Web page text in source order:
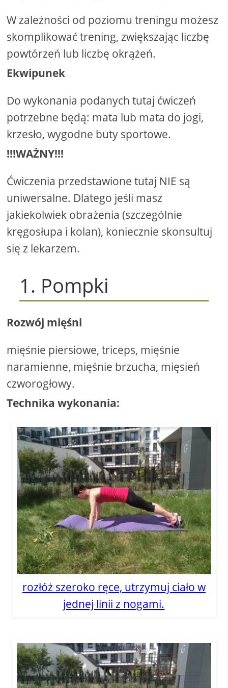
W zależności od poziomu treningu możesz
skomplikować trening, zwiększając liczbę
powtórzeń lub liczbę okrążeń.
Ekwipunek
Do wykonania podanych tutaj ćwiczeń
potrzebne będą: mata lub mata do jogi,
krzesło, wygodne buty sportowe.
!!!WAŻNY!!!
Ćwiczenia przedstawione tutaj NIE są
uniwersalne. Dlatego jeśli masz
jakiekolwiek obrażenia (szczególnie
kręgosłupa i kolan), koniecznie skonsultuj
się z lekarzem.
1. Pompki
Rozwój mięśni
mięśnie piersiowe, triceps, mięśnie
naramienne, mięśnie brzucha, mięsień
czworogłowy.
Technika wykonania:
rozłóż szeroko ręce, utrzymuj ciało w
jednej linii z nogami.